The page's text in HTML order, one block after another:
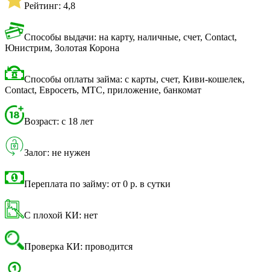
Рейтинг: 4,8
Способы выдачи: на карту, наличные, счет, Contact,
Юнистрим, Золотая Корона
Способы оплаты займа: с карты, счет, Киви-кошелек,
Contact, Евросеть, МТС, приложение, банкомат
Возраст: с 18 лет
Залог: не нужен
Переплата по займу: от 0 р. в сутки
С плохой КИ: нет
Проверка КИ: проводится